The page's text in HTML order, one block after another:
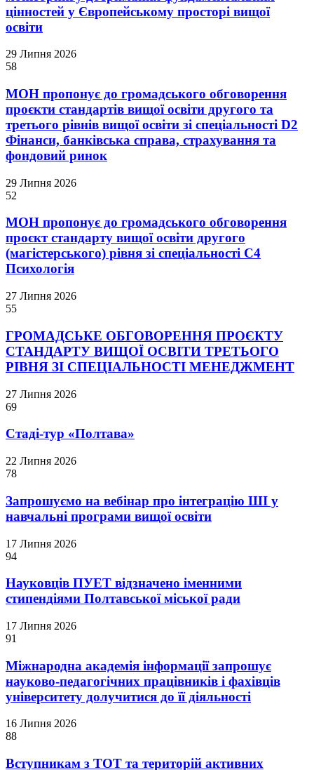
цінностей у Європейському просторі вищої
освіти
29 Липня 2026
58
МОН пропонує до громадського обговорення
проєкти стандартів вищої освіти другого та
третього рівнів вищої освіти зі спеціальності D2
Фінанси, банківська справа, страхування та
фондовий ринок
29 Липня 2026
52
МОН пропонує до громадського обговорення
проєкт стандарту вищої освіти другого
(магістерського) рівня зі спеціальності С4
Психологія
27 Липня 2026
55
ГРОМАДСЬКЕ ОБГОВОРЕННЯ ПРОЄКТУ
СТАНДАРТУ ВИЩОЇ ОСВІТИ ТРЕТЬОГО
РІВНЯ ЗІ СПЕЦІАЛЬНОСТІ МЕНЕДЖМЕНТ
27 Липня 2026
69
Стаді-тур «Полтава»
22 Липня 2026
78
Запрошуємо на вебінар про інтеграцію ШІ у
навчальні програми вищої освіти
17 Липня 2026
94
Науковців ПУЕТ відзначено іменними
стипендіями Полтавської міської ради
17 Липня 2026
91
Міжнародна академія інформації запрошує
науково-педагогічних працівників і фахівців
університету долучитися до її діяльності
16 Липня 2026
88
Вступникам з ТОТ та територій активних